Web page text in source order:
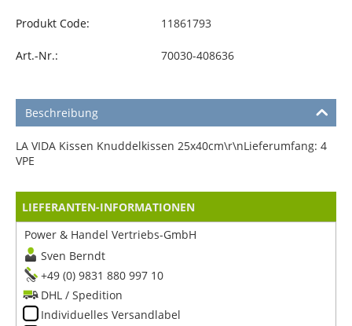
Produkt Code: 11861793
Art.-Nr.: 70030-408636
Beschreibung
LA VIDA Kissen Knuddelkissen 25x40cm\r\nLieferumfang: 4
VPE
LIEFERANTEN-INFORMATIONEN
Power & Handel Vertriebs-GmbH
Sven Berndt
+49 (0) 9831 880 997 10
DHL / Spedition
Individuelles Versandlabel